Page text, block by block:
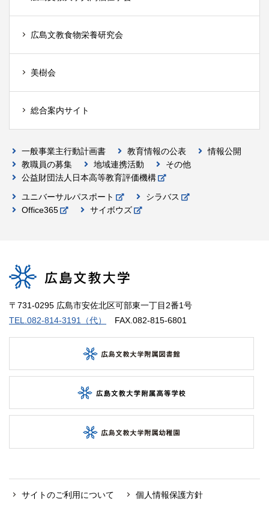
広島文教食物栄養研究会
美樹会
総合案内サイト
一般事業主行動計画書 教育情報の公表
情報公開
教職員の募集
地域連携活動
その他
公益財団法人日本高等教育評価機構
ユニバーサルパスポート
シラバス
Office365
サイボウズ
〒731-0295 広島市安佐北区可部東一丁目2番1号
TEL.082-814-3191（代）
FAX.082-815-6801
サイトのご利用について 個人情報保護方針